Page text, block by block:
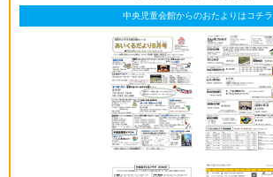
中央児童会館からのおたよりはコチラ